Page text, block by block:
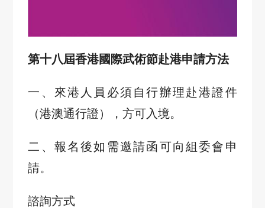
第十八屆香港國際武術節赴港申請方法
一、來港人員必須自行辦理赴港證件
（港澳通行證），方可入境。
二、報名後如需邀請函可向組委會申
請。
諮詢方式